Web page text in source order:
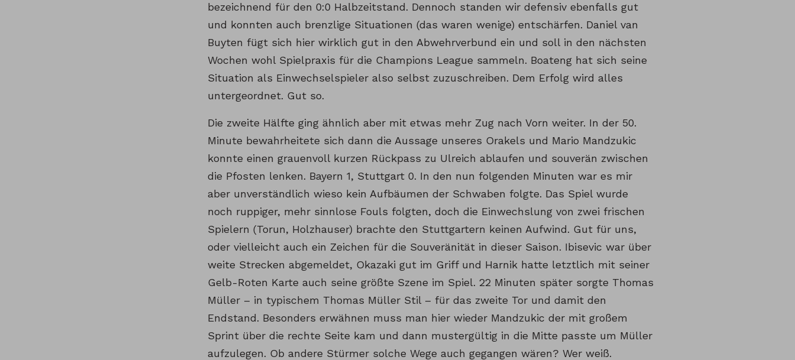
bezeichnend für den 0:0 Halbzeitstand. Dennoch standen wir defensiv ebenfalls gut
und konnten auch brenzlige Situationen (das waren wenige) entschärfen. Daniel van
Buyten fügt sich hier wirklich gut in den Abwehrverbund ein und soll in den nächsten
Wochen wohl Spielpraxis für die Champions League sammeln. Boateng hat sich seine
Situation als Einwechselspieler also selbst zuzuschreiben. Dem Erfolg wird alles
untergeordnet. Gut so.
Die zweite Hälfte ging ähnlich aber mit etwas mehr Zug nach Vorn weiter. In der 50.
Minute bewahrheitete sich dann die Aussage unseres Orakels und Mario Mandzukic
konnte einen grauenvoll kurzen Rückpass zu Ulreich ablaufen und souverän zwischen
die Pfosten lenken. Bayern 1, Stuttgart 0. In den nun folgenden Minuten war es mir
aber unverständlich wieso kein Aufbäumen der Schwaben folgte. Das Spiel wurde
noch ruppiger, mehr sinnlose Fouls folgten, doch die Einwechslung von zwei frischen
Spielern (Torun, Holzhauser) brachte den Stuttgartern keinen Aufwind. Gut für uns,
oder vielleicht auch ein Zeichen für die Souveränität in dieser Saison. Ibisevic war über
weite Strecken abgemeldet, Okazaki gut im Griff und Harnik hatte letztlich mit seiner
Gelb-Roten Karte auch seine größte Szene im Spiel. 22 Minuten später sorgte Thomas
Müller – in typischem Thomas Müller Stil – für das zweite Tor und damit den
Endstand. Besonders erwähnen muss man hier wieder Mandzukic der mit großem
Sprint über die rechte Seite kam und dann mustergültig in die Mitte passte um Müller
aufzulegen. Ob andere Stürmer solche Wege auch gegangen wären? Wer weiß.